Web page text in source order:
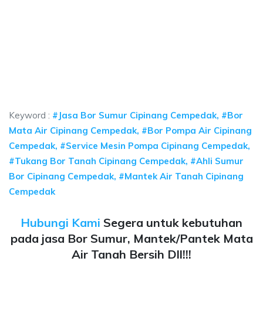
Keyword : #Jasa Bor Sumur Cipinang Cempedak, #Bor
Mata Air Cipinang Cempedak, #Bor Pompa Air Cipinang
Cempedak, #Service Mesin Pompa Cipinang Cempedak,
#Tukang Bor Tanah Cipinang Cempedak, #Ahli Sumur
Bor Cipinang Cempedak, #Mantek Air Tanah Cipinang
Cempedak
Hubungi Kami Segera untuk kebutuhan
pada jasa Bor Sumur, Mantek/Pantek Mata
Air Tanah Bersih Dll!!!